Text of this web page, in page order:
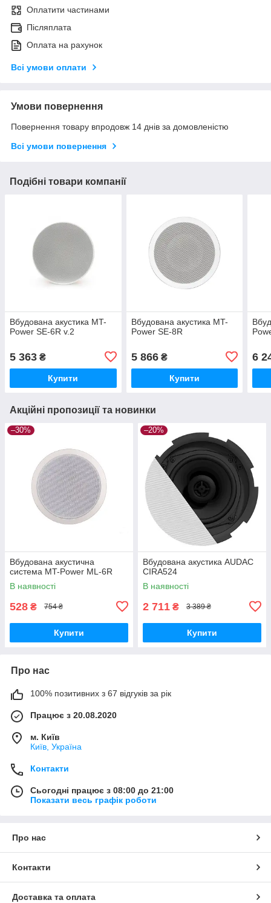
Оплатити частинами
Післяплата
Оплата на рахунок
Всі умови оплати
Умови повернення
Повернення товару впродовж 14 днів за домовленістю
Всі умови повернення
Подібні товари компанії
Вбудована акустика MT-
Power SE-6R v.2
5 363 ₴
Купити
Вбудована акустика MT-
Power SE-8R
5 866₴
Купити
6
Акційні пропозиції та новинки
–30%
Вбудована акустична
система MT-Power ML-6R
В наявності
528 ₴ 754 ₴
Купити
–20%
Вбудована акустика AUDAC
CIRA524
В наявності
2 711 ₴ 3 389 ₴
Купити
Про нас
100% позитивних з 67 відгуків за рік
Працює з 20.08.2020
м. Київ
Київ, Україна
Контакти
Сьогодні працює з 08:00 до 21:00
Показати весь графік роботи
Про нас
Контакти
Доставка та оплата